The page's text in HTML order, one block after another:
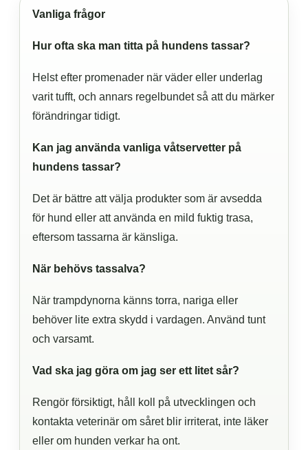
Vanliga frågor
Hur ofta ska man titta på hundens tassar?
Helst efter promenader när väder eller underlag
varit tufft, och annars regelbundet så att du märker
förändringar tidigt.
Kan jag använda vanliga våtservetter på
hundens tassar?
Det är bättre att välja produkter som är avsedda
för hund eller att använda en mild fuktig trasa,
eftersom tassarna är känsliga.
När behövs tassalva?
När trampdynorna känns torra, nariga eller
behöver lite extra skydd i vardagen. Använd tunt
och varsamt.
Vad ska jag göra om jag ser ett litet sår?
Rengör försiktigt, håll koll på utvecklingen och
kontakta veterinär om såret blir irriterat, inte läker
eller om hunden verkar ha ont.